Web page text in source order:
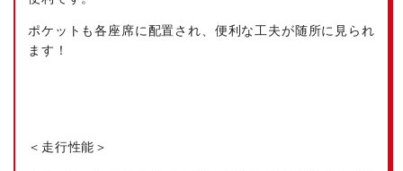
ポケットも各座席に配置され、便利な工夫が随所に見られ
ます！
＜走行性能＞